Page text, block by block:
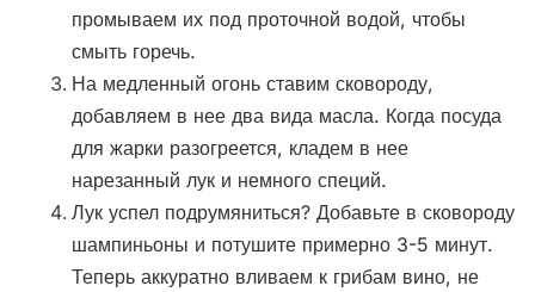
промываем их под проточной водой, чтобы
смыть горечь.
На медленный огонь ставим сковороду,
добавляем в нее два вида масла. Когда посуда
для жарки разогреется, кладем в нее
нарезанный лук и немного специй.
Лук успел подрумяниться? Добавьте в сковороду
шампиньоны и потушите примерно 3-5 минут.
Теперь аккуратно вливаем к грибам вино, не